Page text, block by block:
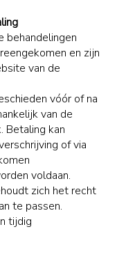
behandelingen
en zijn
van de
vóór of na
van de
Betaling kan
of via
voldaan.
zich het recht
te passen.
tijdig